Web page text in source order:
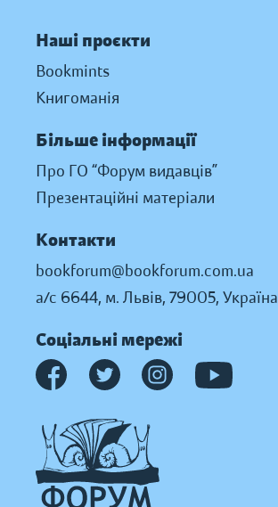
Наші проєкти
Bookmints
Книгоманія
Більше інформації
Про ГО “Форум видавців”
Презентаційні матеріали
Контакти
bookforum@bookforum.com.ua
а/с 6644, м. Львів, 79005, Україна
Соціальні мережі